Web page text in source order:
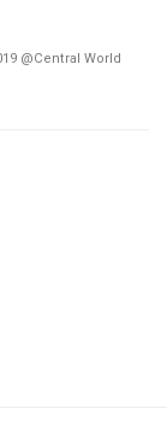
@Central World